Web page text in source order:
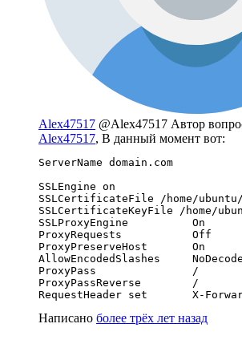
Alex47517 @Alex47517 Автор
Alex47517, В данный момент вот:
ServerName domain.com
SSLEngine on
SSLCertificateFile /home/ubuntu/
SSLCertificateKeyFile /home/
SSLProxyEngine          On
ProxyRequests           Off
ProxyPreserveHost       On
AllowEncodedSlashes     NoDecode
ProxyPass               /
ProxyPassReverse        /
RequestHeader set       X-
Написано более трёх лет назад